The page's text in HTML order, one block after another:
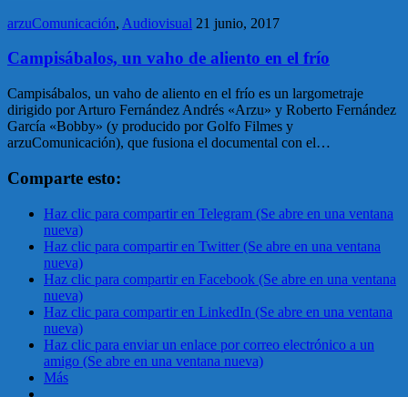
arzuComunicación, Audiovisual 21 junio, 2017
Campisábalos, un vaho de aliento en el frío
Campisábalos, un vaho de aliento en el frío es un largometraje
dirigido por Arturo Fernández Andrés «Arzu» y Roberto Fernández
García «Bobby» (y producido por Golfo Filmes y
arzuComunicación), que fusiona el documental con el…
Comparte esto:
Haz clic para compartir en Telegram (Se abre en una ventana
nueva)
Haz clic para compartir en Twitter (Se abre en una ventana
nueva)
Haz clic para compartir en Facebook (Se abre en una ventana
nueva)
Haz clic para compartir en LinkedIn (Se abre en una ventana
nueva)
Haz clic para enviar un enlace por correo electrónico a un
amigo (Se abre en una ventana nueva)
Más